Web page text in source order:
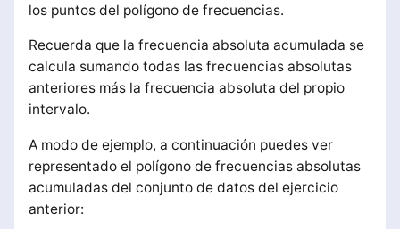
los puntos del polígono de frecuencias.
Recuerda que la frecuencia absoluta acumulada se
calcula sumando todas las frecuencias absolutas
anteriores más la frecuencia absoluta del propio
intervalo.
A modo de ejemplo, a continuación puedes ver
representado el polígono de frecuencias absolutas
acumuladas del conjunto de datos del ejercicio
anterior: